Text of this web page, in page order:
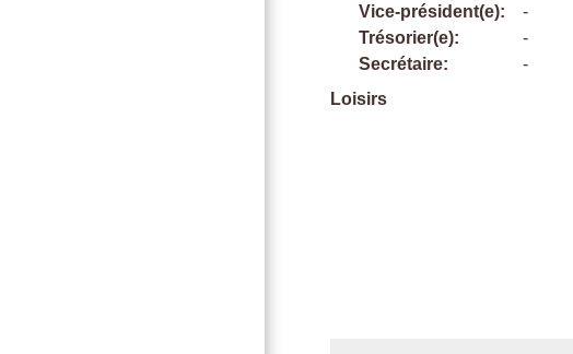
Vice-président(e):
Trésorier(e):
Secrétaire:
-
-
-
Loisirs